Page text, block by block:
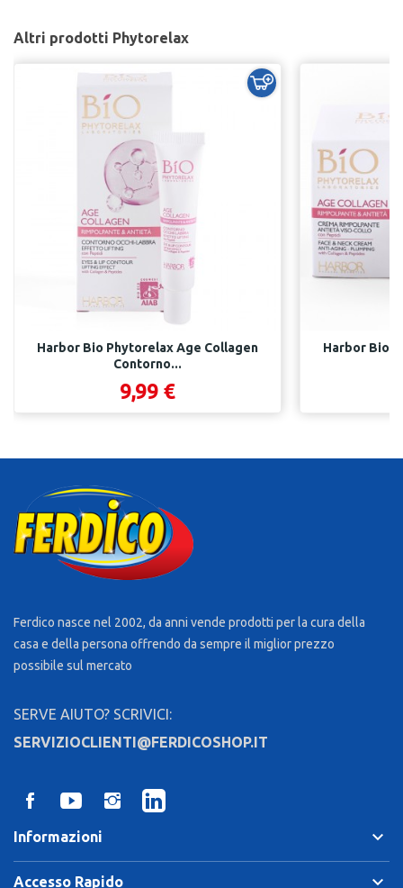
Altri prodotti Phytorelax
Harbor Bio Phytorelax Age Collagen
Contorno...
9,99 €
Harbor Bio
Ferdico nasce nel 2002, da anni vende prodotti per la cura della
casa e della persona offrendo da sempre il miglior prezzo
possibile sul mercato
SERVE AIUTO? SCRIVICI:
SERVIZIOCLIENTI@FERDICOSHOP.IT
Informazioni keyboard_arrow_down
Accesso Rapido keyboard_arrow_down